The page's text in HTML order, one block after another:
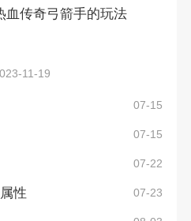
血传奇弓箭手的玩法
11-19
07-15
07-15
07-22
性 07-23